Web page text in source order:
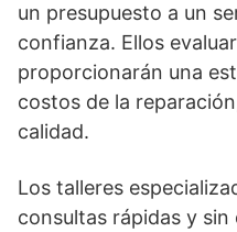
un presupuesto a un
confianza. Ellos
proporcionarán una
costos de la
calidad.
Los talleres
consultas rápidas y